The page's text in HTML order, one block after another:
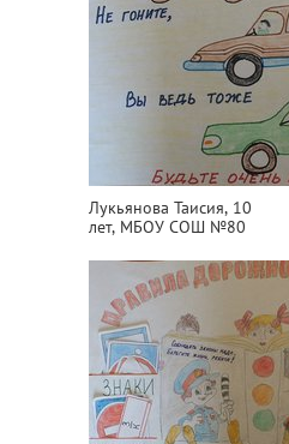
Лукьянова Таисия, 10
лет, МБОУ СОШ №80